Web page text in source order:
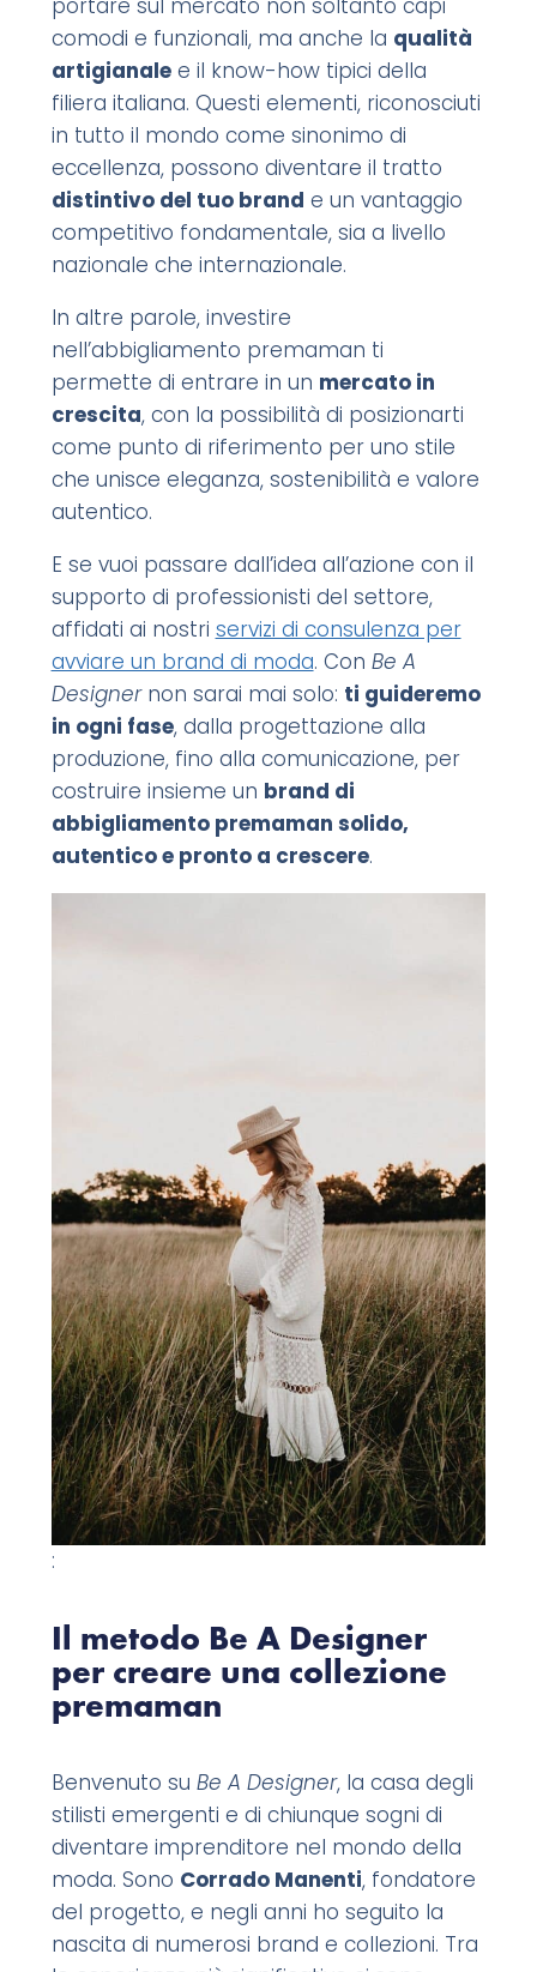
comodi e funzionali, ma anche la qualità
artigianalee il know-how tipici della
filiera italiana. Questi elementi, riconosciuti
in tutto il mondo come sinonimo di
eccellenza, possono diventare il tratto
distintivo del tuo brand e un vantaggio
competitivo fondamentale, sia a livello
nazionale che internazionale.
In altre parole, investire
nell’abbigliamento premaman ti
permette di entrare in un mercato in
crescita, con la possibilità di posizionarti
come punto di riferimento per uno stile
che unisce eleganza, sostenibilità e valore
autentico.
E se vuoi passare dall’idea all’azione con il
supporto di professionisti del settore,
affidati ai nostri servizi di consulenza per
avviare un brand di moda. Con Be A
Designernon sarai mai solo: ti guideremo
in ogni fase, dalla progettazione alla
produzione, fino alla comunicazione, per
costruire insieme un brand di
abbigliamento premaman solido,
autentico e pronto a crescere.
:
Il metodo Be A Designer
per creare una collezione
premaman
Benvenuto su Be A Designer, la casa degli
stilisti emergenti e di chiunque sogni di
diventare imprenditore nel mondo della
moda. Sono Corrado Manenti, fondatore
del progetto, e negli anni ho seguito la
nascita di numerosi brand e collezioni. Tra